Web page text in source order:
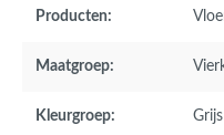
Producten:
Maatgroep:
Kleurgroep: